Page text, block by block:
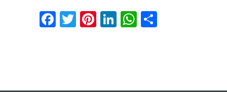
Facebook
Twitter
Pinterest
LinkedIn
WhatsApp